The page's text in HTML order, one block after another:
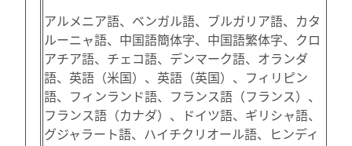
アルメニア語、ベンガル語、ブルガリア語、カタ
ルーニャ語、中国語簡体字、中国語繁体字、クロ
アチア語、チェコ語、デンマーク語、オランダ
語、英語（米国）、英語（英国）、フィリピン
語、フィンランド語、フランス語（フランス）、
フランス語（カナダ）、ドイツ語、ギリシャ語、
グジャラート語、ハイチクリオール語、ヒンディ